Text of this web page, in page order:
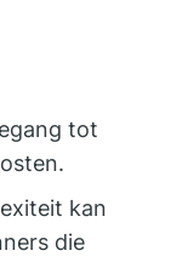
tot
kan
die